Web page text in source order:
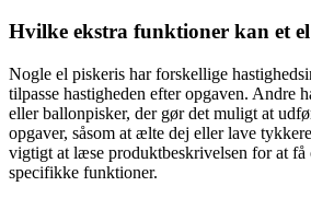
Hvilke ekstra funktioner kan et
Nogle el piskeris har forskellige
tilpasse hastigheden efter opgaven. Andre
eller ballonpisker, der gør det muligt at
opgaver, såsom at ælte dej eller lave
vigtigt at læse produktbeskrivelsen for at få
specifikke funktioner.